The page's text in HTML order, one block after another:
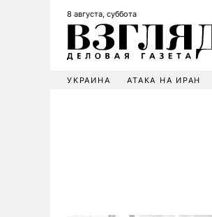
8 августа, суббота
УКРАИНА АТАКА НА ИРАН